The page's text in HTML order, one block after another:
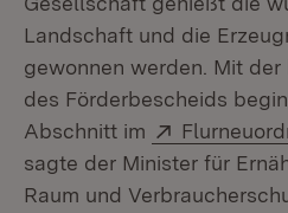
Landschaft und die
gewonnen werden. Mit
des Förderbescheids
Abschnitt im
Extern:
sagte der Minister für
Raum und